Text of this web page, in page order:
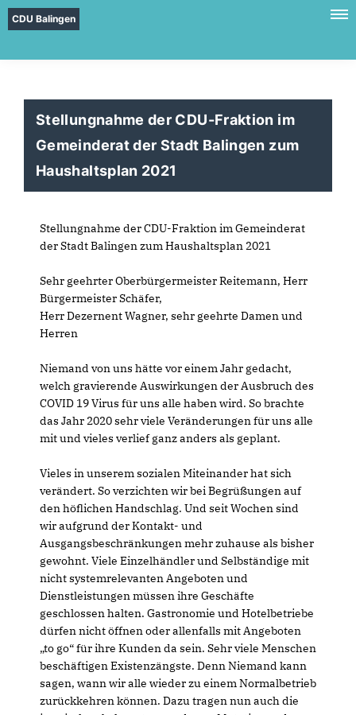
CDU Balingen
Stellungnahme der CDU-Fraktion im
Gemeinderat der Stadt Balingen zum
Haushaltsplan 2021
Stellungnahme der CDU-Fraktion im Gemeinderat
der Stadt Balingen zum Haushaltsplan 2021
Sehr geehrter Oberbürgermeister Reitemann, Herr
Bürgermeister Schäfer,
Herr Dezernent Wagner, sehr geehrte Damen und
Herren
Niemand von uns hätte vor einem Jahr gedacht,
welch gravierende Auswirkungen der Ausbruch des
COVID 19 Virus für uns alle haben wird. So brachte
das Jahr 2020 sehr viele Veränderungen für uns alle
mit und vieles verlief ganz anders als geplant.
Vieles in unserem sozialen Miteinander hat sich
verändert. So verzichten wir bei Begrüßungen auf
den höflichen Handschlag. Und seit Wochen sind
wir aufgrund der Kontakt- und
Ausgangsbeschränkungen mehr zuhause als bisher
gewohnt. Viele Einzelhändler und Selbständige mit
nicht systemrelevanten Angeboten und
Dienstleistungen müssen ihre Geschäfte
geschlossen halten. Gastronomie und Hotelbetriebe
dürfen nicht öffnen oder allenfalls mit Angeboten
to go“ für ihre Kunden da sein. Sehr viele Menschen
beschäftigen Existenzängste. Denn Niemand kann
sagen, wann wir alle wieder zu einem Normalbetrieb
zurückkehren können. Dazu tragen nun auch die